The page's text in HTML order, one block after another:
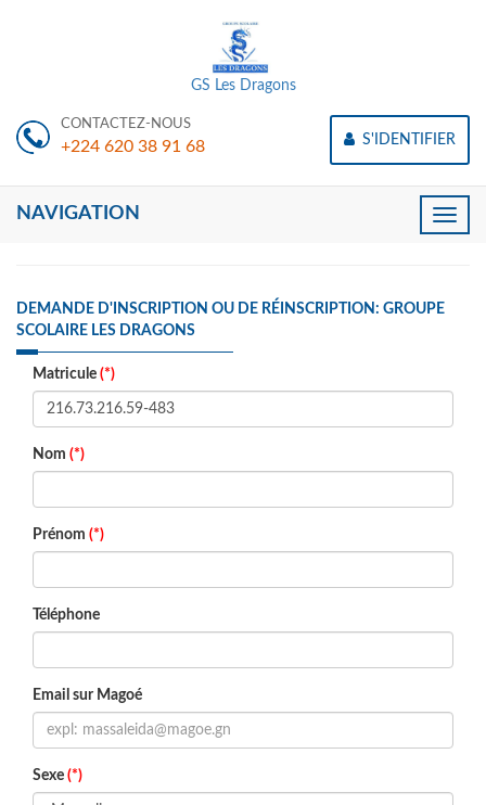
GS Les Dragons
CONTACTEZ-NOUS
+224 620 38 91 68 S'IDENTIFIER
Toggle
NAVIGATION
DEMANDE D'INSCRIPTION OU DE RÉINSCRIPTION: GROUPE
SCOLAIRE LES DRAGONS
Matricule (*)
Nom (*)
Prénom (*)
Téléphone
Email sur Magoé
Sexe (*)